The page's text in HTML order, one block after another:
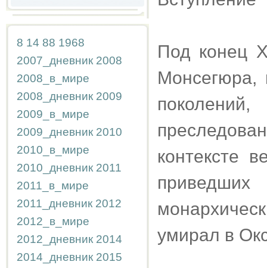
8 14 88 1968
2007_дневник 2008
2008_в_мире
2008_дневник 2009
2009_в_мире
2009_дневник 2010
2010_в_мире
2010_дневник 2011
2011_в_мире
2011_дневник 2012
2012_в_мире
2012_дневник 2014
2014_дневник 2015
Под конец
Монсегюра,
контексте
умирал в